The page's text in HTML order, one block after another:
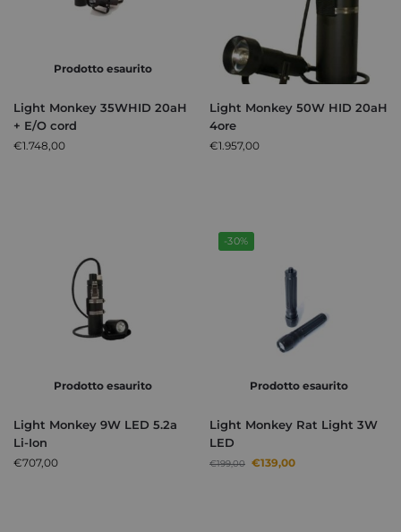
Prodotto esaurito
Light Monkey 35WHID 20aH
+ E/O cord
€1.748,00
Light Monkey 50W HID 20aH
4ore
€1.957,00
Prodotto esaurito
Light Monkey 9W LED 5.2a
Li-Ion
€707,00
-30%
Prodotto esaurito
Light Monkey Rat Light 3W
LED
€199,00 €139,00